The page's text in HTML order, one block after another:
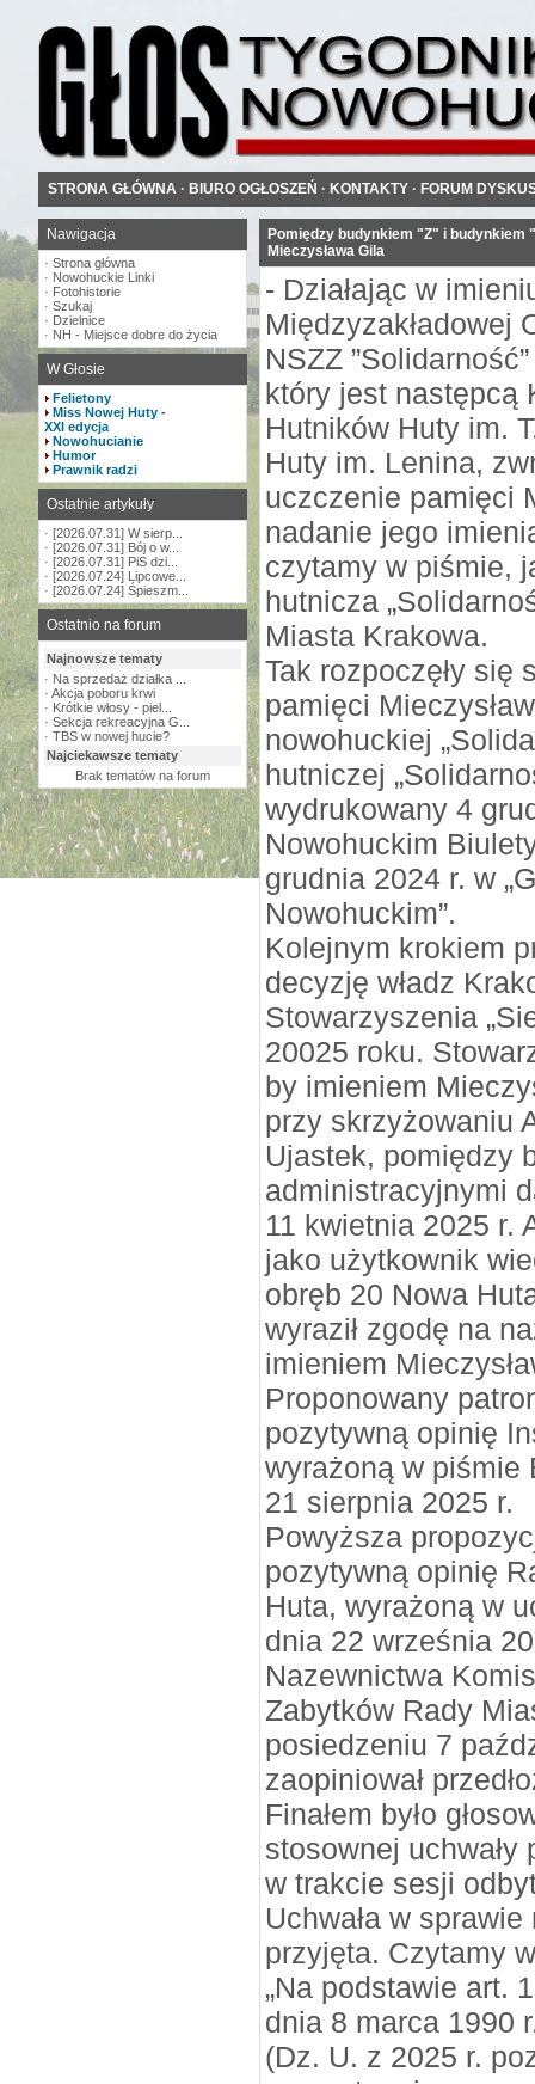
STRONA GŁÓWNA · BIURO OGŁOSZEŃ · KONTAKTY · FORUM
Nawigacja
· Strona główna
· Nowohuckie Linki
· Fotohistorie
· Szukaj
· Dzielnice
· NH - Miejsce dobre do życia
W Głosie
Felietony
Miss Nowej Huty -
XXI edycja
Nowohucianie
Humor
Prawnik radzi
Ostatnie artykuły
· [2026.07.31] W sierp...
· [2026.07.31] Bój o w...
· [2026.07.31] PiS dzi...
· [2026.07.24] Lipcowe...
· [2026.07.24] Śpieszm...
Ostatnio na forum
Najnowsze tematy
· Na sprzedaż działka ...
· Akcja poboru krwi
· Krótkie włosy - piel...
· Sekcja rekreacyjna G...
· TBS w nowej hucie?
Najciekawsze tematy
Brak tematów na forum
Pomiędzy budynkiem "Z" i budynkiem
Mieczysława Gila
- Działając w
Międzyzakładowej
NSZZ
który jest następcą
Hutników Huty im.
Huty im. Lenina,
uczczenie pamięci
nadanie jego
czytamy w piśmie,
hutnicza
Miasta Krakowa.
Tak rozpoczęły się
pamięci
nowohuckiej
hutniczej
wydrukowany 4
Nowohuckim
grudnia 2024 r. w
Nowohuckim”.
Kolejnym krokiem
decyzję władz
Stowarzyszenia
20025 roku.
by imieniem
przy skrzyżowaniu
Ujastek, pomiędzy
administracyjnymi
11 kwietnia 2025 r.
jako użytkownik
obręb 20 Nowa
wyraził zgodę na
imieniem
Proponowany
pozytywną opinię
wyrażoną w piśmie
21 sierpnia 2025 r.
Powyższa
pozytywną opinię
Huta, wyrażoną w
dnia 22 września
Nazewnictwa
Zabytków Rady
posiedzeniu 7
zaopiniował
Finałem było
stosownej
w trakcie sesji
Uchwała w
przyjęta. Czytamy
„Na podstawie art.
dnia 8 marca 1990
(Dz. U. z 2025 r.